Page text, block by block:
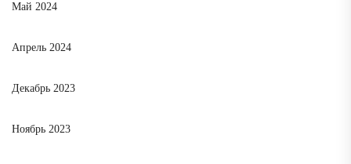
Май 2024
Апрель 2024
Декабрь 2023
Ноябрь 2023